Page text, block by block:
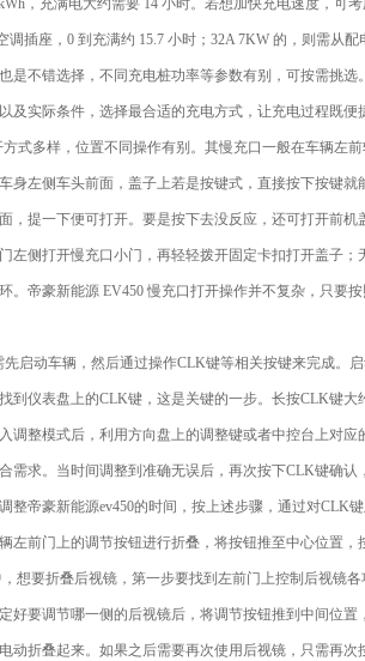
，充满电大约需要 14 小时。若想加快充电速度，可
调插座，0 到充满约 15.7 小时；32A 7KW 的，则需从
是不错选择，不同充电桩功率等参数有别，可按需挑选
及实际条件，选择最合适的充电方式，让充电过程既便
多样，位置不同操作有别。其慢充口一般在车辆左前
身左侧车头前面，盖子上若是按键式，直接按下按键
，提一下便可打开。要是按下去没反应，还可打开前
左侧打开慢充口小门，再轻轻拨开固定卡扣打开盖子
。帝豪新能源 EV450 慢充口打开操作并不复杂，只要
动车辆，然后通过操作CLK键等相关按键来完成。
到仪表盘上的CLK键，这是关键的一步。长按CLK键大
调整模式后，利用方向盘上的调整键或者中控台上对
需求。当时间调整到准确无误后，再次按下CLK键确
整帝豪新能源ev450的时间，按上述步骤，通过对CLK
前门上的调节按钮进行折叠，将按钮推至中心位置，
想要折叠后视镜，第一步要找到左前门上控制后视镜
好要调节哪一侧的后视镜后，将调节按钮推到中间位
动折叠起来。如果之后需要再次使用后视镜，只需再次